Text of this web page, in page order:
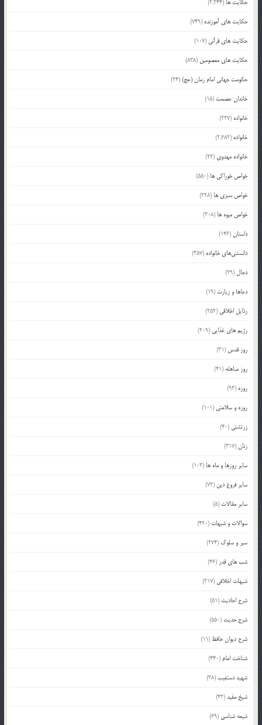
حکایت ها (2,244)
حکایت های آموزنده (749)
حکایت های قرآنی (107)
حکایت های معصومین (838)
حکومت جهانی امام زمان (عج)(24)
خاندان عصمت (15)
خانواده (227)
خانواده (2,682)
خانواده مهدوی (22)
خواص خوراکی ها (550)
خواص سبزی ها (228)
خواص میوه ها (308)
داستان(146)
دانستنی‌های خانواده (357)
دجال (29)
دعاها و زیارت (19)
رذایل اخلاقی (252)
رژیم های غذایی (209)
روز قدس (31)
روز مباهله (41)
روزه (93)
روزه و سلامتی (101)
زرتشتی (40)
زنان(317)
سایر روزها و ماه ها (103)
سایر فروع دین (72)
سایر مقالات (5)
سوالات و شبهات (420)
سیر و سلوک (274)
شب های قدر (46)
شبهات اخلاقی (217)
شرح احادیث (51)
شرح حدیث (550)
شرح دیوان حافظ (11)
شناخت امام (440)
شهید دستغیب(38)
شیخ مفید(42)
شیعه شناسی (69)